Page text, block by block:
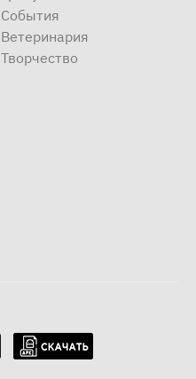
События
Ветеринария
Творчество